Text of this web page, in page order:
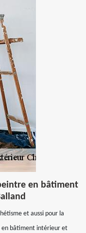
en bâtiment
et aussi pour la
en bâtiment intérieur et